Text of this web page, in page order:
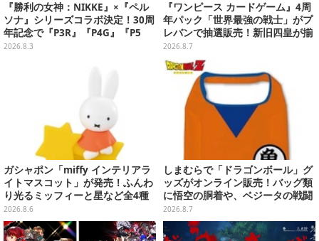
『勝利の女神：NIKKE』×『ペル
ソナ』シリーズコラボ決定！30周
年記念で『P3R』『P4G』『P5
R』の3作品参戦
2026.8.3
『ワンピース カードゲーム』4周
年パック「世界最強の戦士」がプ
レバンで抽選販売！新旧四皇が揃
い踏み、刃牙作者が描く「カイド
ウ」も
2026.8.7
ガシャポン「miffy インテリアラ
イトマスコット」が発売！ふんわ
り光るミッフィーと星など全4種
ラインナップ
2026.8.6
しまむらで「ドラゴンボール」グ
ッズがオンライン販売！バッグ類
に悟空の胴着や、ベジータの戦闘
服を大胆デザイン
2026.8.7